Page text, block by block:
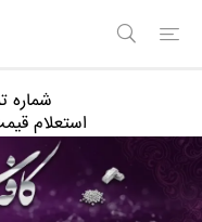
استعلام قیمت و